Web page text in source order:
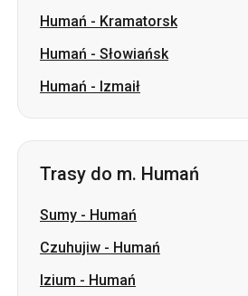
Trasy do m. Humań
Sumy-Humań
Izium- Humań
Łozowa-Humań
Ochtyrka-Humań
Izmaił-Humań